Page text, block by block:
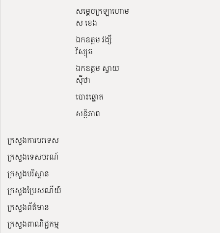
សម្ដេចក្រឡាហោម
ស ខេង
ឯកឧត្តម វង្សី
វិស្សុត
ឯកឧត្តម ស្វាយ
ស៊ីថា
បោះឆ្នោត
សន្តិភាព
ក្រសួងការបរទេស
ក្រសួងទេសចរណ៍
ក្រសួងបរិស្ថាន
ក្រសួងប្រៃសណីយ៍
ក្រសួងព័ត៌មាន
ក្រសួងពាណិជ្ជកម្ម